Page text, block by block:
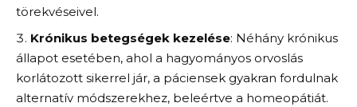
törekvéseivel.
Krónikus betegségek kezelése: Néhány krónikus
állapot esetében, ahol a hagyományos orvoslás
korlátozott sikerrel jár, a páciensek gyakran fordulnak
alternatív módszerekhez, beleértve a homeopátiát.